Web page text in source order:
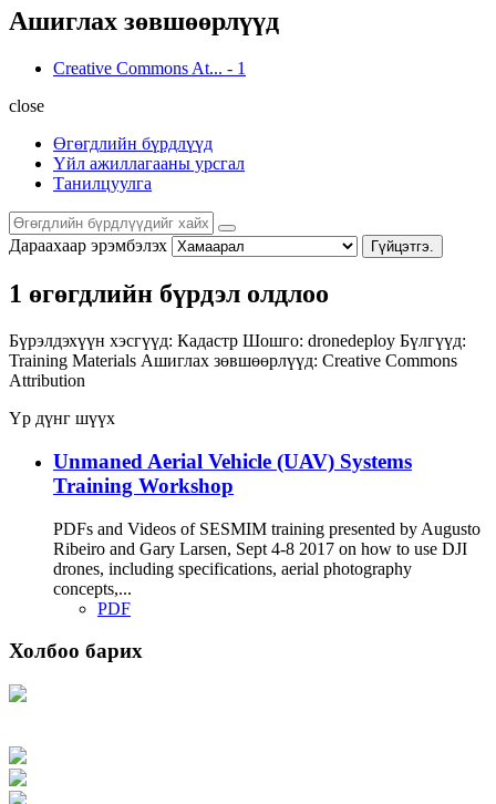
Ашиглах зөвшөөрлүүд
Creative Commons At... - 1
close
Өгөгдлийн бүрдлүүд
Үйл ажиллагааны урсгал
Танилцуулга
Дараахаар эрэмбэлэх Гүйцэтгэ.
1 өгөгдлийн бүрдэл олдлоо
Бүрэлдэхүүн хэсгүүд: Кадастр Шошго: dronedeploy Бүлгүүд:
Training Materials Ашиглах зөвшөөрлүүд: Creative Commons
Attribution
Үр дүнг шүүх
Unmaned Aerial Vehicle (UAV) Systems
Training Workshop
PDFs and Videos of SESMIM training presented by Augusto
Ribeiro and Gary Larsen, Sept 4-8 2017 on how to use DJI
drones, including specifications, aerial photography
concepts,...
PDF
Холбоо барих